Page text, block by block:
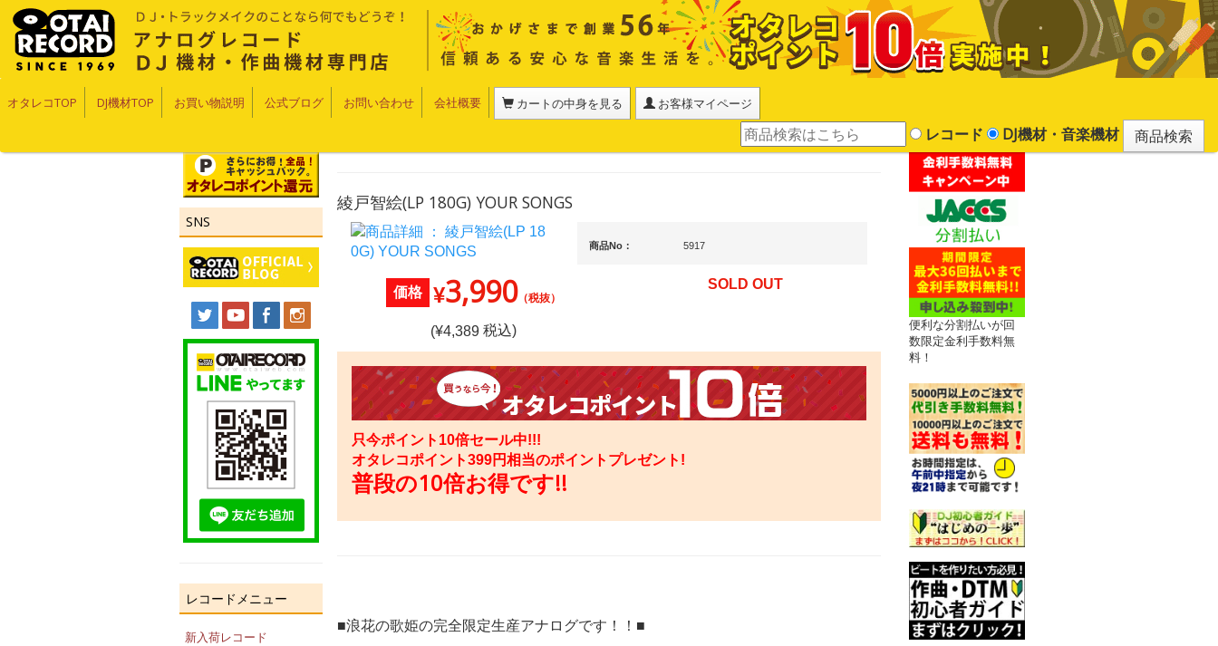
オタレコTOP DJ機材TOP お買い物説明 公式ブログ お問い合わせ 会社概要 カートの中身を見る お客様マイページ
レコード DJ機材・音楽機材
SNS
レコードメニュー
新入荷レコード
便利な分割払いが回
数限定金利手数料無
料！
綾戸智絵(LP 180G) YOUR SONGS
商品No： 5917
価格 ¥3,990（税抜）
(¥4,389税込)
SOLD OUT
只今ポイント10倍セール中!!!
オタレコポイント399円相当のポイントプレゼント!
普段の10倍お得です!!
■浪花の歌姫の完全限定生産アナログです！！■